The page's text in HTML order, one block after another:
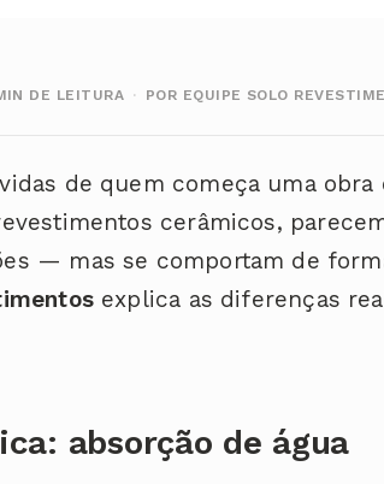
DE LEITURA · POR EQUIPE SOLO
de quem começa uma
cerâmicos,
— mas se comportam de
explica as diferenças
absorção de água